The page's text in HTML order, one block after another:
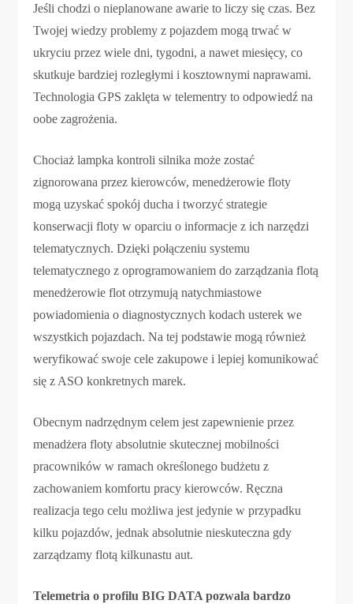
Jeśli chodzi o nieplanowane awarie to liczy się czas. Bez
Twojej wiedzy problemy z pojazdem mogą trwać w
ukryciu przez wiele dni, tygodni, a nawet miesięcy, co
skutkuje bardziej rozległymi i kosztownymi naprawami.
Technologia GPS zaklęta w telementry to odpowiedź na
oobe zagrożenia.
Chociaż lampka kontroli silnika może zostać
zignorowana przez kierowców, menedżerowie floty
mogą uzyskać spokój ducha i tworzyć strategie
konserwacji floty w oparciu o informacje z ich narzędzi
telematycznych. Dzięki połączeniu systemu
telematycznego z oprogramowaniem do zarządzania flotą
menedżerowie flot otrzymują natychmiastowe
powiadomienia o diagnostycznych kodach usterek we
wszystkich pojazdach. Na tej podstawie mogą również
weryfikować swoje cele zakupowe i lepiej komunikować
się z ASO konkretnych marek.
Obecnym nadrzędnym celem jest zapewnienie przez
menadżera floty absolutnie skutecznej mobilności
pracowników w ramach określonego budżetu z
zachowaniem komfortu pracy kierowców. Ręczna
realizacja tego celu możliwa jest jedynie w przypadku
kilku pojazdów, jednak absolutnie nieskuteczna gdy
zarządzamy flotą kilkunastu aut.
Telemetria o profilu BIG DATA pozwala bardzo